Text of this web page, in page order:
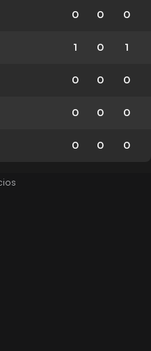
0 0 0
1 0 1
0 0 0
0 0 0
0 0 0